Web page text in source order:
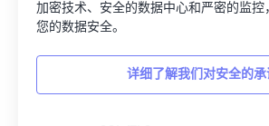
加密技术、安全的数据中心和严密的监
您的数据安全。
详细了解我们对安全的承